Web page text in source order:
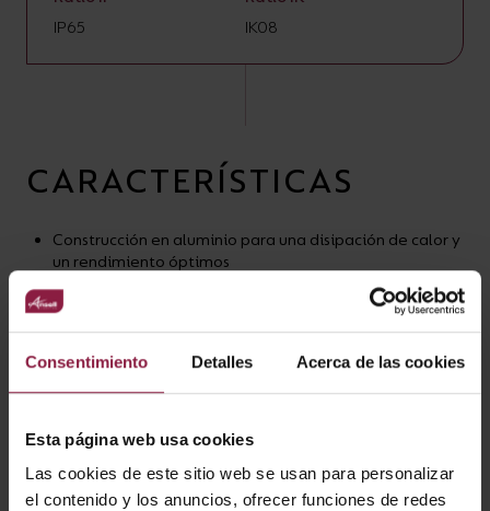
Consentimiento Detalles Acerca de las cookies
Esta página web usa cookies
Las cookies de este sitio web se usan para personalizar
el contenido y los anuncios, ofrecer funciones de redes
IP65
IK08
CARACTERÍSTICAS
Construcción en aluminio para una disipación de calor y
un rendimiento óptimos
Tecnología de lentes avanzada que proporciona un
rendimiento y un control óptimos
Instalación de aislamiento anti-tamper incorporada
de espiga de 76mm
Disponible en blanco cálido y frío
VARIANTES